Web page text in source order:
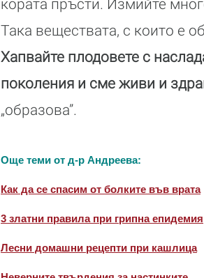
кората пръсти. Измийте
Така веществата, с които е
Хапвайте плодовете с
поколения и сме живи и
„образова”.
Още теми от д-р Андреева:
Как да се спасим от болките във врата
3 златни правила при грипна епидемия
Лесни домашни рецепти при кашлица